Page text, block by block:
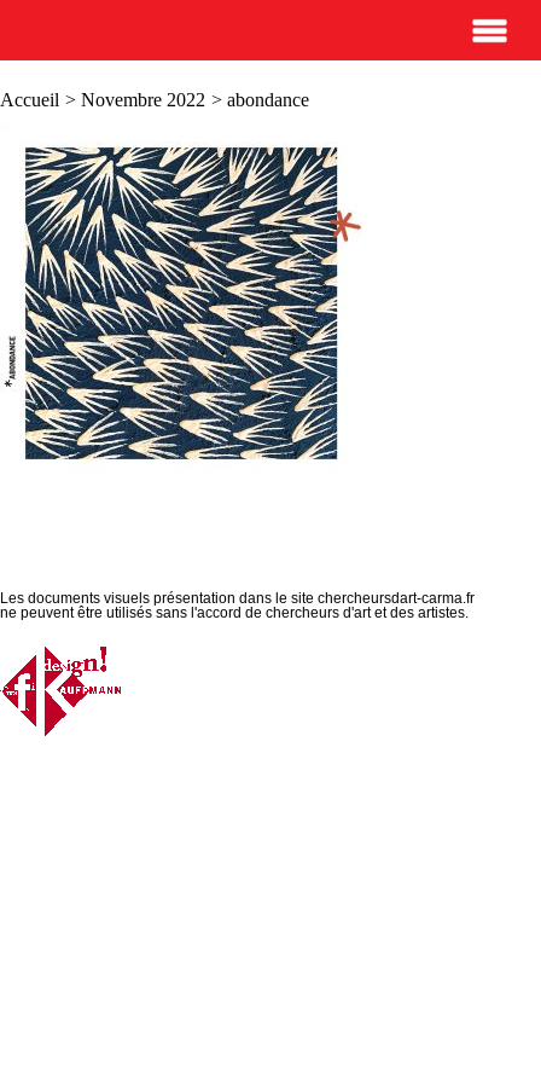
Accueil > Novembre 2022 > abondance
Les documents visuels présentation dans le site chercheursdart-carma.fr
ne peuvent être utilisés sans l'accord de chercheurs d'art et des artistes.